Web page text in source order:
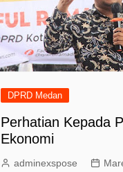
DPRD Medan
Perhatian Kepada
Ekonomi
adminexspose